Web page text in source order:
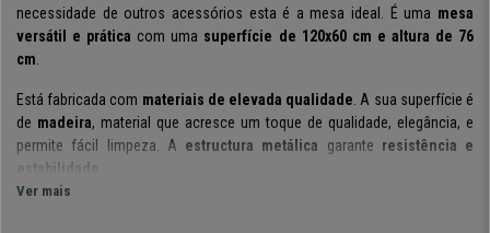
necessidade de outros acessórios esta é a mesa ideal. É uma mesa
versátil e prática com uma superfície de 120x60 cm e altura de 76
cm
Está fabricada com materiais de elevada qualidade . A sua superfície é
de madeira, material que acresce um toque de qualidade, elegância, e
permite fácil limpeza. A estructura metálica garante resistência e
estabilidade.
Ver mais